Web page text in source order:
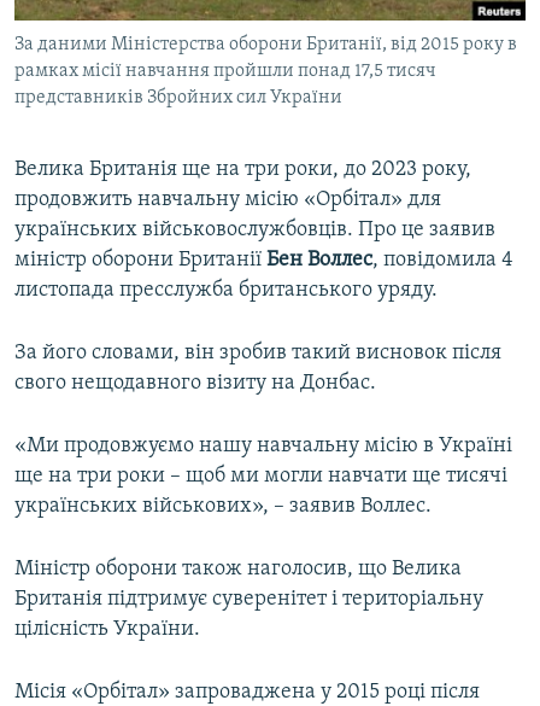
УКРАЇНСЬКА ПРОБЛЕМА КРИМУ
ІНФОГРАФІКА
ДОЛУЧАЙСЯ!
Усі сайти RFE/RL
За даними Міністерства оборони Британії, від 2015 року в
рамках місії навчання пройшли понад 17,5 тисяч
представників Збройних сил України
Велика Британія ще на три роки, до 2023 року,
продовжить навчальну місію «Орбітал» для
українських військовослужбовців. Про це заявив
міністр оборони Британії Бен Воллес, повідомила 4
листопада пресслужба британського уряду.
За його словами, він зробив такий висновок після
свого нещодавного візиту на Донбас.
«Ми продовжуємо нашу навчальну місію в Україні
ще на три роки – щоб ми могли навчати ще тисячі
українських військових», – заявив Воллес.
Міністр оборони також наголосив, що Велика
Британія підтримує суверенітет і територіальну
цілісність України.
Місія «Орбітал» запроваджена у 2015 році після